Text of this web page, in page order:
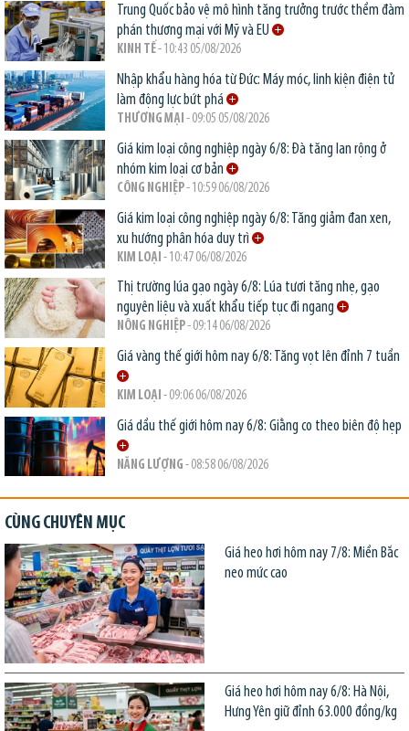
Trung Quốc bảo vệ mô hình tăng trưởng trước thềm đàm
phán thương mại với Mỹ và EU
KINH TẾ- 10:43 05/08/2026
Nhập khẩu hàng hóa từ Đức: Máy móc, linh kiện điện tử
làm động lực bứt phá
THƯƠNG MẠI - 09:05 05/08/2026
Giá kim loại công nghiệp ngày 6/8: Đà tăng lan rộng ở
nhóm kim loại cơ bản
CÔNG NGHIỆP- 10:59 06/08/2026
Giá kim loại công nghiệp ngày 6/8: Tăng giảm đan xen,
xu hướng phân hóa duy trì
KIM LOẠI - 10:47 06/08/2026
Thị trường lúa gạo ngày 6/8: Lúa tươi tăng nhẹ, gạo
nguyên liệu và xuất khẩu tiếp tục đi ngang
NÔNG NGHIỆP- 09:14 06/08/2026
Giá vàng thế giới hôm nay 6/8: Tăng vọt lên đỉnh 7 tuần
KIM LOẠI - 09:06 06/08/2026
Giá dầu thế giới hôm nay 6/8: Giằng co theo biên độ hẹp
NĂNG LƯỢNG - 08:58 06/08/2026
CÙNG CHUYÊN MỤC
Giá heo hơi hôm nay 7/8: Miền Bắc
neo mức cao
Giá heo hơi hôm nay 6/8: Hà Nội,
Hưng Yên giữ đỉnh 63.000 đồng/kg